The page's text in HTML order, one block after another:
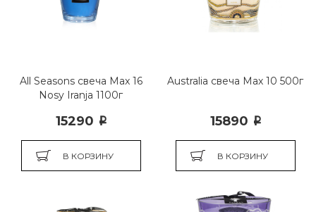
All Seasons свеча Max 16
Nosy Iranja 1100г
15290 i
В КОРЗИНУ
Australia свеча Мах 10 500г
15890 i
В КОРЗИНУ